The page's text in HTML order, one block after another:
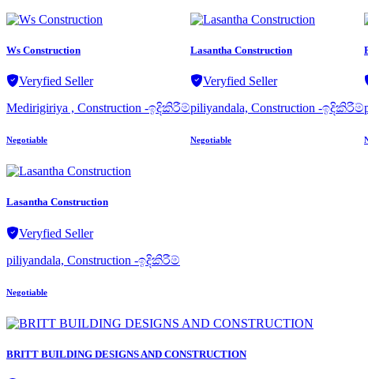
Ws Construction
Veryfied Seller
Medirigiriya , Construction -ඉදිකිරීම්
Negotiable
Lasantha Construction
Veryfied Seller
piliyandala, Construction -ඉදිකිරීම්
Negotiable
Lasantha Construction
Veryfied Seller
piliyandala, Construction -ඉදිකිරීම්
Negotiable
BRITT BUILDING DESIGNS AND CONSTRUCTION